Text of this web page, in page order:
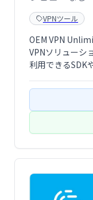
VPNツール
OEM VPN
VPNソリューシ
利用できるSDK